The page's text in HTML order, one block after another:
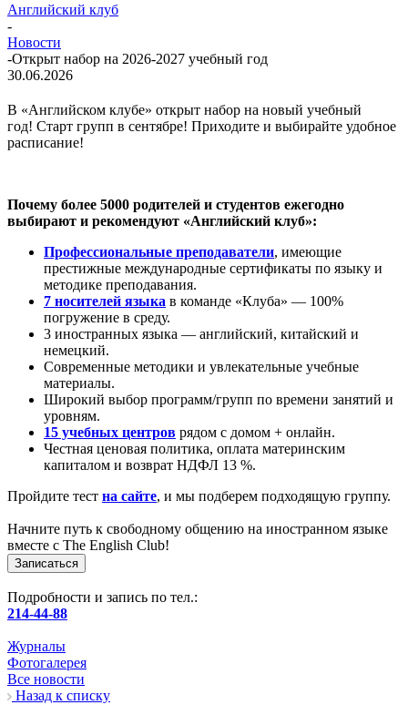
Английский клуб
-
Новости
-Открыт набор на 2026-2027 учебный год
30.06.2026
В «Английском клубе» открыт набор на новый учебный
год! Старт групп в сентябре! Приходите и выбирайте удобное
расписание!
Почему более 5000 родителей и студентов ежегодно
выбирают и рекомендуют «Английский клуб»:
Профессиональные преподаватели, имеющие
престижные международные сертификаты по языку и
методике преподавания.
7 носителей языка в команде «Клуба» — 100%
погружение в среду.
3 иностранных языка — английский, китайский и
немецкий.
Современные методики и увлекательные учебные
материалы.
Широкий выбор программ/групп по времени занятий и
уровням.
15 учебных центров рядом с домом + онлайн.
Честная ценовая политика, оплата материнским
капиталом и возврат НДФЛ 13 %.
Пройдите тест на сайте, и мы подберем подходящую группу.
Начните путь к свободному общению на иностранном языке
вместе с The English Club!
Записаться
Подробности и запись по тел.:
214-44-88
Журналы
Фотогалерея
Все новости
Назад к списку